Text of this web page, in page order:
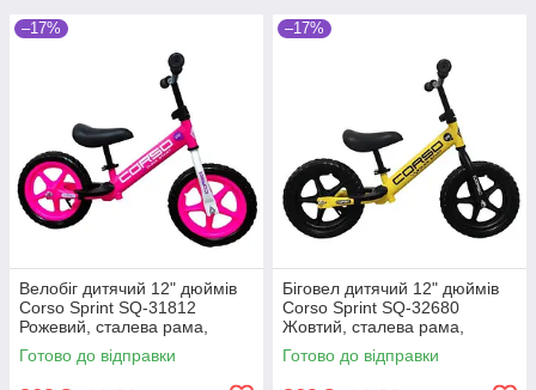
–17%
Велобіг дитячий 12" дюймів
Corso Sprint SQ-31812
Рожевий, сталева рама,
колеса EVA (піна), підставка
для ніжок, біговел
Готово до відправки
–17%
Біговел дитячий 12" дюймів
Corso Sprint SQ-32680
Жовтий, сталева рама,
колеса EVA (піна), підставка
для ніжок, велобіг
Готово до відправки